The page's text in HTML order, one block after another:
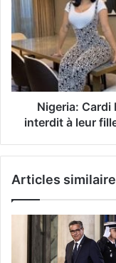
Nigeria:
interdit à leur
Articles